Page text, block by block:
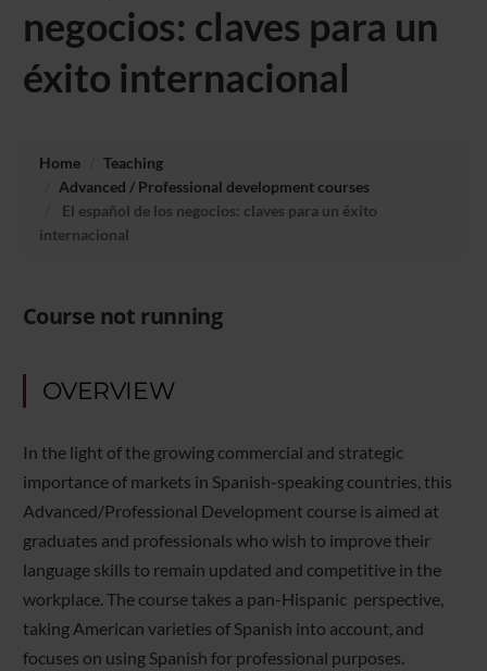
negocios: claves para un
éxito internacional
Home
Teaching
Advanced / Professional development courses
El español de los negocios: claves para un éxito
internacional
Course not running
OVERVIEW
In the light of the growing commercial and strategic
importance of markets in Spanish-speaking countries, this
Advanced/Professional Development course is aimed at
graduates and professionals who wish to improve their
language skills to remain updated and competitive in the
workplace. The course takes a pan-Hispanic perspective,
taking American varieties of Spanish into account, and
focuses on using Spanish for professional purposes.